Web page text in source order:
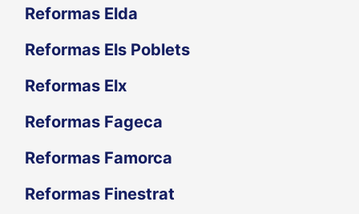
Reformas Elda
Reformas Els Poblets
Reformas Elx
Reformas Fageca
Reformas Famorca
Reformas Finestrat